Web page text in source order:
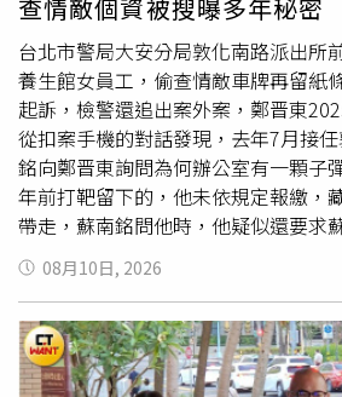
查情敵個資被搜曝多年秘密
台北市警局大安分局敦化南路派出所
養生館女員工，偷查情敵車牌再留紙
起訴，檢警還追出案外案，鄭晋東
從扣案手機的對話發現，去年7月接
銘向鄭晋東詢問為何辦公室有一顆子
年前打靶留下的，他未依規定報繳，
帶走，蘇南銘問他時，他疑似還要求
地檢署認定鄭晋東涉犯非法持有子彈
決；蘇南銘則因為確實不清楚子彈來
由大安分局函送偵辦，北檢調查，鄭
年期間某次打靶訓練結束後，發現一
回新北汐止住家；2025年3、4月間，
08月10日, 2026